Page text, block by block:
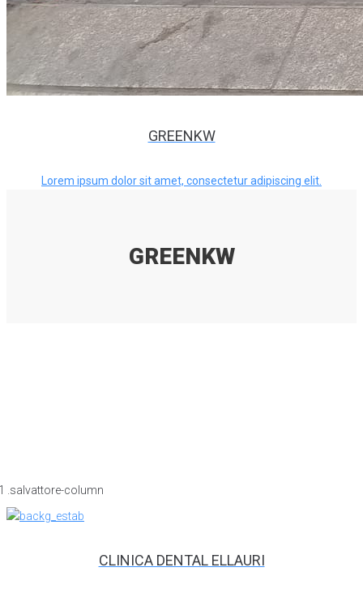
GREENKW
Lorem ipsum dolor sit amet, consectetur adipiscing elit.
GREENKW
CLINICA DENTAL ELLAURI